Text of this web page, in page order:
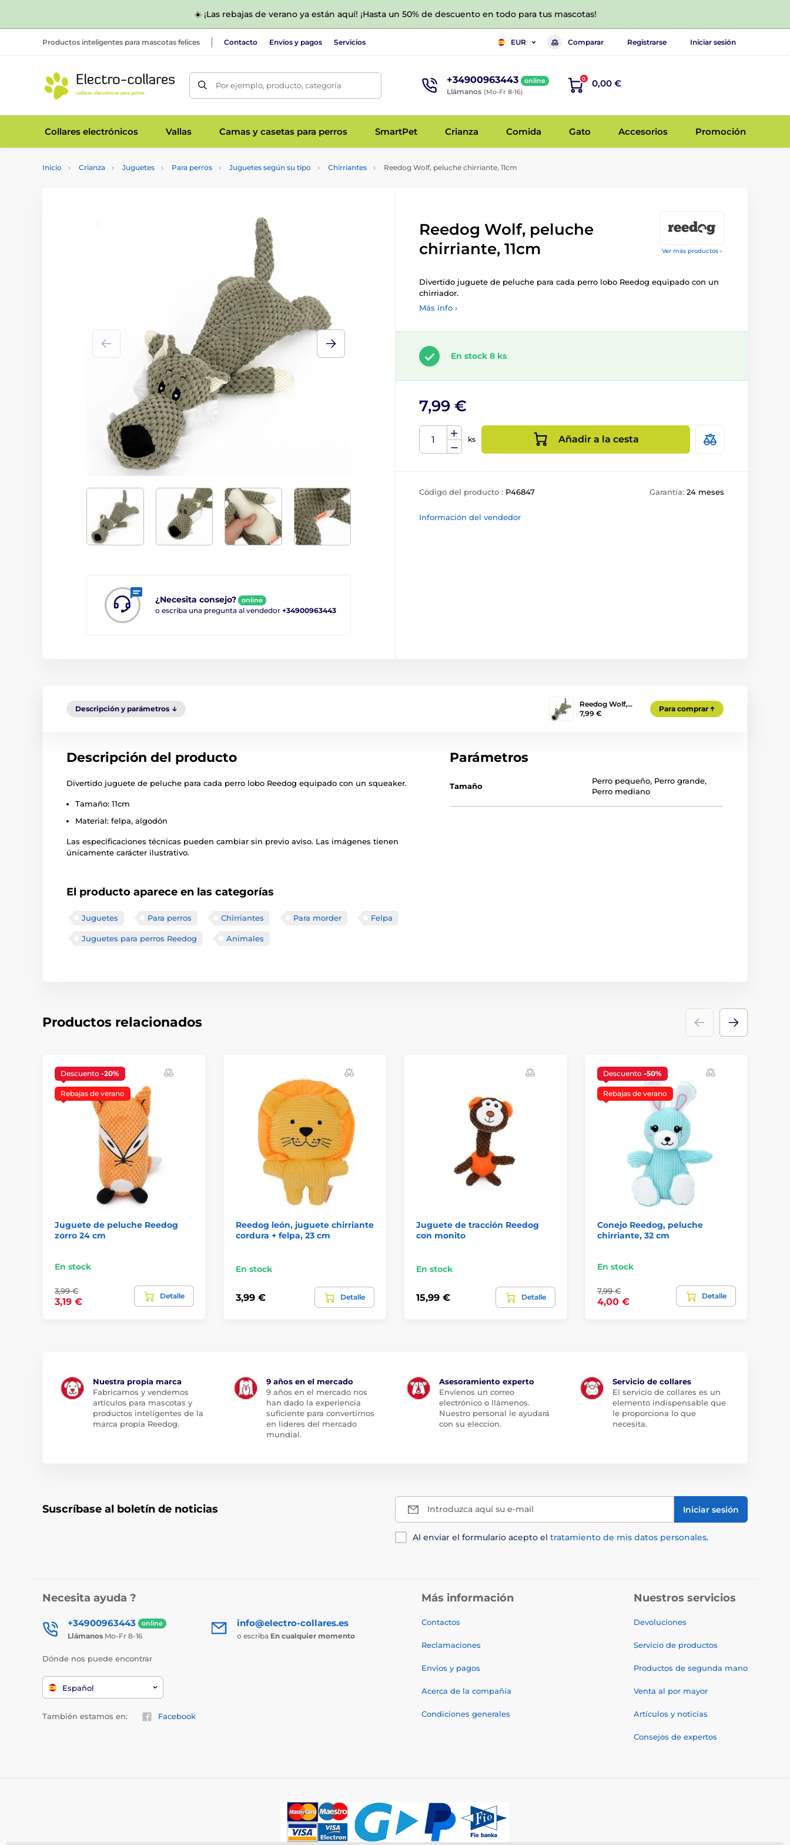
☀️ ¡Las rebajas de verano ya están aquí! ¡Hasta un 50% de descuento en todo para tus mascotas!
Productos inteligentes para mascotas felices Contacto Envíos y pagos Servicios EUR Comparar Registrarse Iniciar sesión
Por ejemplo, producto, categoría +34900963443 online
Llámanos (Mo-Fr 8-16)
0 0,00 €
Collares electrónicos Vallas Camas y casetas para perros SmartPet Crianza Comida Gato Accesorios Promoción
Inicio Crianza Juguetes Para perros Juguetes según su tipo Chirriantes Reedog Wolf, peluche chirriante, 11cm
Ver más productos ›
¿Necesita consejo? online
o escriba una pregunta al vendedor +34900963443
Reedog Wolf, peluche
chirriante, 11cm
Divertido juguete de peluche para cada perro lobo Reedog equipado con un
chirriador.
Más info ›
En stock 8 ks
7,99 €
ks Añadir a la cesta
Código del producto : P46847 Garantía: 24 meses
Información del vendedor
Descripción y parámetros
Reedog Wolf,…
7,99 €
Para comprar
Descripción del producto
Divertido juguete de peluche para cada perro lobo Reedog equipado con un squeaker.
Tamaño: 11cm
Material: felpa, algodón
Las especificaciones técnicas pueden cambiar sin previo aviso. Las imágenes tienen
únicamente carácter ilustrativo.
El producto aparece en las categorías
Juguetes Para perros Chirriantes Para morder Felpa
Juguetes para perros Reedog Animales
Parámetros
Tamaño
Perro pequeño, Perro grande,
Perro mediano
Productos relacionados
Descuento -20%
Rebajas de verano
Juguete de peluche Reedog
zorro 24 cm
En stock
3,99 €
3,19 €
Detalle
Reedog león, juguete chirriante
cordura + felpa, 23 cm
En stock
3,99 € Detalle
Juguete de tracción Reedog
con monito
En stock
15,99 € Detalle
Descuento -50%
Rebajas de verano
Conejo Reedog, peluche
chirriante, 32 cm
En stock
7,99 €
4,00 €
Detalle
Nuestra propia marca
Fabricamos y vendemos
artículos para mascotas y
productos inteligentes de la
marca propia Reedog.
9 años en el mercado
9 años en el mercado nos
han dado la experiencia
suficiente para convertirnos
en líderes del mercado
mundial.
Asesoramiento experto
Envíenos un correo
electrónico o llámenos.
Nuestro personal le ayudará
con su eleccion.
Servicio de collares
El servicio de collares es un
elemento indispensable que
le proporciona lo que
necesita.
Suscríbase al boletín de noticias Introduzca aquí su e-mail Iniciar sesión
Al enviar el formulario acepto el tratamiento de mis datos personales.
Necesita ayuda ?
+34900963443 online
Llámanos Mo-Fr 8-16
info@electro-collares.es
o escriba En cualquier momento
Dónde nos puede encontrar
Español
También estamos en: Facebook
Más información
Contactos
Reclamaciones
Envíos y pagos
Acerca de la compañía
Condiciones generales
Nuestros servicios
Devoluciones
Servicio de productos
Productos de segunda mano
Venta al por mayor
Artículos y noticias
Consejos de expertos